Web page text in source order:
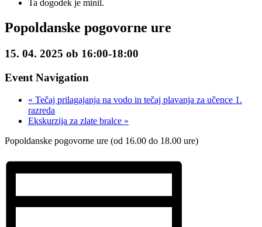
Ta dogodek je minil.
Popoldanske pogovorne ure
15. 04. 2025 ob 16:00-18:00
Event Navigation
« Tečaj prilagajanja na vodo in tečaj plavanja za učence 1.
razreda
Ekskurzija za zlate bralce »
Popoldanske pogovorne ure (od 16.00 do 18.00 ure)